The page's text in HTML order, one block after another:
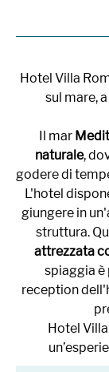
Hotel Villa
sul mare,
Il mar
naturale,
godere di
L'hotel
giungere in
struttura.
attrezzata
spiaggia
reception
Hotel